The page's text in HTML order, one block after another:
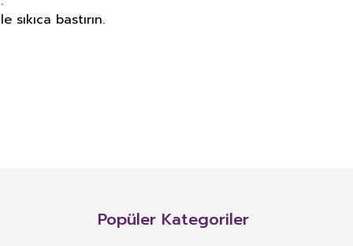
bastırın.
maddelerin konsantre veya ekstraktlarının tek başına veya
dozu belirlenmiş ürünleri ifade eder.
Popüler Kategoriler